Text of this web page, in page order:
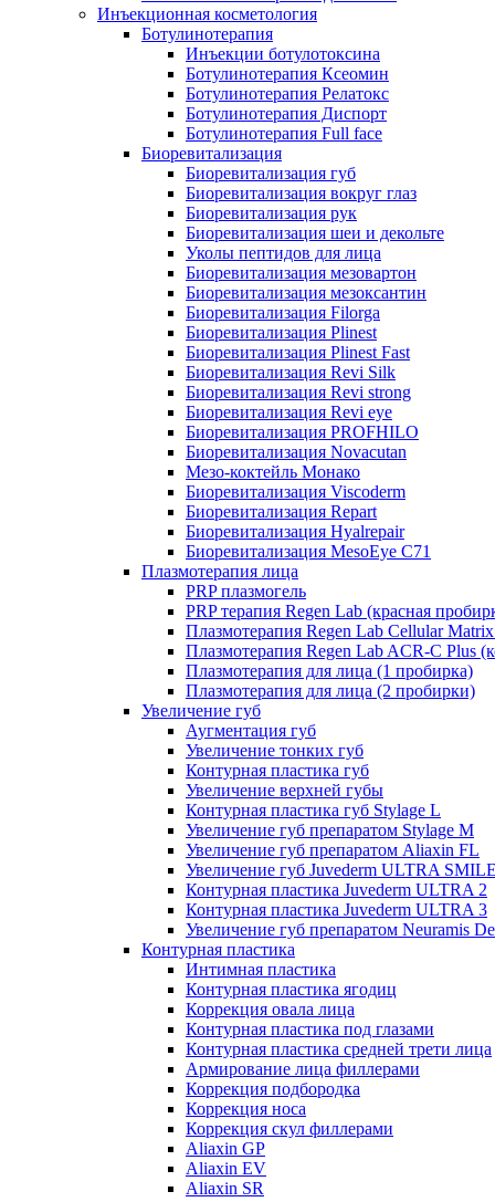
Инъекционная косметология
Ботулинотерапия
Инъекции ботулотоксина
Ботулинотерапия Ксеомин
Ботулинотерапия Релатокс
Ботулинотерапия Диспорт
Ботулинотерапия Full face
Биоревитализация
Биоревитализация губ
Биоревитализация вокруг глаз
Биоревитализация рук
Биоревитализация шеи и декольте
Уколы пептидов для лица
Биоревитализация мезовартон
Биоревитализация мезоксантин
Биоревитализация Filorga
Биоревитализация Plinest
Биоревитализация Plinest Fast
Биоревитализация Revi Silk
Биоревитализация Revi strong
Биоревитализация Revi eye
Биоревитализация PROFHILO
Биоревитализация Novacutan
Мезо-коктейль Монако
Биоревитализация Viscoderm
Биоревитализация Repart
Биоревитализация Hyalrepair
Биоревитализация MesoEye C71
Плазмотерапия лица
PRP плазмогель
PRP терапия Regen Lab (красная
Плазмотерапия Regen Lab Cellular
Плазмотерапия Regen Lab ACR-C Plus
Плазмотерапия для лица (1 пробирка)
Плазмотерапия для лица (2 пробирки)
Увеличение губ
Аугментация губ
Увеличение тонких губ
Контурная пластика губ
Увеличение верхней губы
Контурная пластика губ Stylage L
Увеличение губ препаратом Stylage M
Увеличение губ препаратом Aliaxin FL
Увеличение губ Juvederm ULTRA
Контурная пластика Juvederm ULTRA 2
Контурная пластика Juvederm ULTRA 3
Увеличение губ препаратом Neuramis
Контурная пластика
Интимная пластика
Контурная пластика ягодиц
Коррекция овала лица
Контурная пластика под глазами
Контурная пластика средней трети лица
Армирование лица филлерами
Коррекция подбородка
Коррекция носа
Коррекция скул филлерами
Aliaxin GP
Aliaxin EV
Aliaxin SR